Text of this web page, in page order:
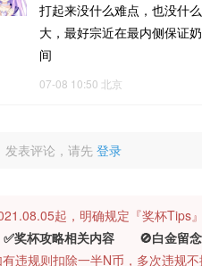
打起来没什么难点，也没什
大，最好宗近在最内侧保证
间
07-08 10:50 北京
发表评论，请先 登录
起，明确规定『奖杯Tips
杯攻略相关内容 🚫白金留
违规则扣除一半N币，多次违规